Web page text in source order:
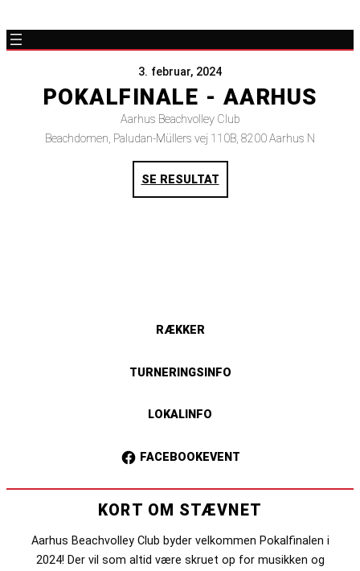
3. februar, 2024
POKALFINALE - AARHUS
Aarhus Beachvolley Club
Beachdomen, Paludan-Müllers vej 110B, 8200 Aarhus N
SE RESULTAT
RÆKKER
TURNERINGSINFO
LOKALINFO
FACEBOOKEVENT
KORT OM STÆVNET
Aarhus Beachvolley Club byder velkommen Pokalfinalen i
2024! Der vil som altid være skruet op for musikken og